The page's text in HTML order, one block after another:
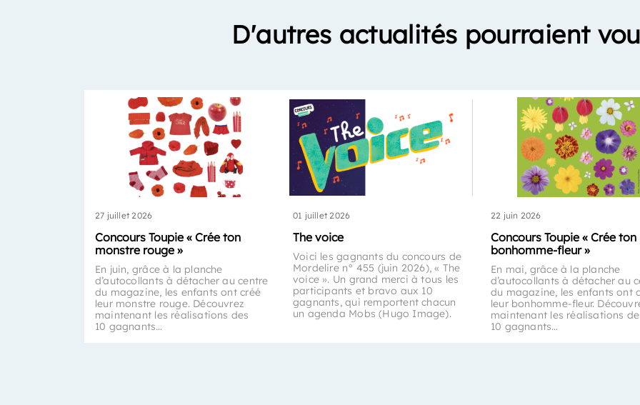
D'autres actualités pourraient
27 juillet 2026
Concours Toupie « Crée ton
monstre rouge »
En juin, grâce à la planche
d’autocollants à détacher au centre
du magazine, les enfants ont créé
leur monstre rouge. Découvrez
maintenant les réalisations des
10 gagnants…
01 juillet 2026
The voice
Voici les gagnants du concours de
Mordelire n° 455 (juin 2026), « The
voice ». Un grand merci à tous les
participants et bravo aux 10
gagnants, qui remportent chacun
un agenda Mobs (Hugo Image).
22 juin 2026
Concours Toupie « Crée ton
bonhomme-fleur »
En mai, grâce à la planche
d’autocollants à détacher au
du magazine, les enfants ont
leur bonhomme-fleur.
maintenant les réalisations
10 gagnants…